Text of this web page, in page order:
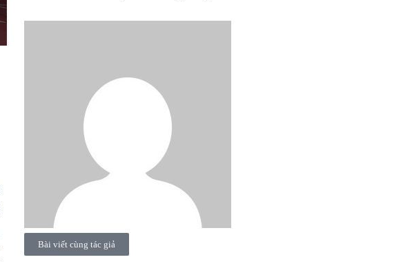
Bài viết cùng tác giả